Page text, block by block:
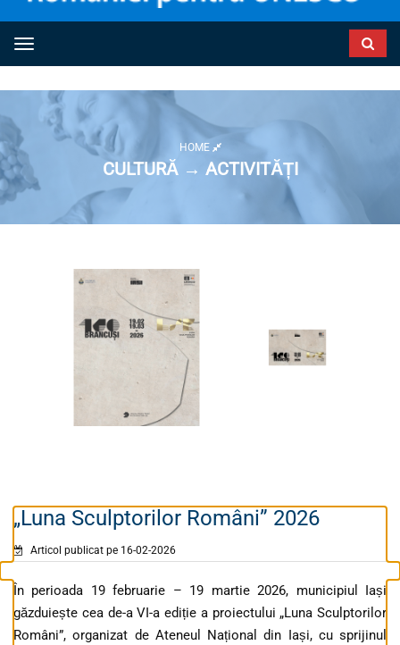
Toggle navigation
HOME
CULTURĂ → ACTIVITĂȚI
„Luna Sculptorilor Români” 2026
Articol publicat pe 16-02-2026
În perioada 19 februarie – 19 martie 2026, municipiul Iași
găzduiește cea de-a VI-a ediție a proiectului „Luna Sculptorilor
Români”, organizat de Ateneul Național din Iași, cu sprijinul